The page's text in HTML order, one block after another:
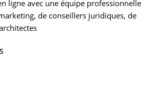
ligne avec une équipe professionnelle
de conseillers juridiques, de